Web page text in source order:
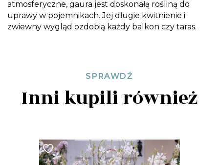
atmosferyczne, gaura jest doskonałą rośliną do
uprawy w pojemnikach. Jej długie kwitnienie i
zwiewny wygląd ozdobią każdy balkon czy taras.
SPRAWDŹ
Inni kupili również